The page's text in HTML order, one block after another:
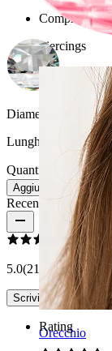
Compra per
Piercings
Orecchio
Diametro del filo:
Lunghezza:
10 mm
Quantità: 1
Modifica
Aggiungi al carrello
Recensioni del
5.0(21 recensioni)
Scrivi una
Rating